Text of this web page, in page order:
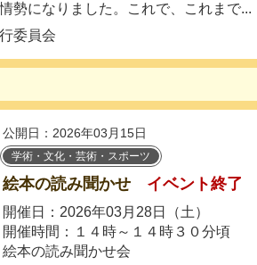
勢になりました。これで、これまで...
委員会
公開日：2026年03月15日
学術・文化・芸術・スポーツ
絵本の読み聞かせ イベント終了
開催日：2026年03月28日（土）
開催時間：１４時～１４時３０分頃
絵本の読み聞かせ会